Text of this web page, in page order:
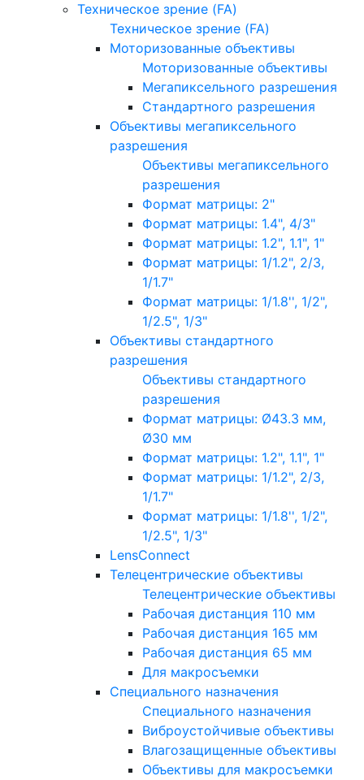
Техническое зрение (FA)
Техническое зрение (FA)
Моторизованные объективы
Моторизованные объективы
Мегапиксельного разрешения
Стандартного разрешения
Объективы мегапиксельного
разрешения
Объективы мегапиксельного
разрешения
Формат матрицы: 2"
Формат матрицы: 1.4", 4/3"
Формат матрицы: 1.2", 1.1", 1"
Формат матрицы: 1/1.2", 2/3,
1/1.7"
Формат матрицы: 1/1.8'', 1/2",
1/2.5", 1/3"
Объективы стандартного
разрешения
Объективы стандартного
разрешения
Формат матрицы: Ø43.3 мм,
Ø30 мм
Формат матрицы: 1.2", 1.1", 1"
Формат матрицы: 1/1.2", 2/3,
1/1.7"
Формат матрицы: 1/1.8'', 1/2",
1/2.5", 1/3"
LensConnect
Телецентрические объективы
Телецентрические объективы
Рабочая дистанция 110 мм
Рабочая дистанция 165 мм
Рабочая дистанция 65 мм
Для макросъемки
Специального назначения
Специального назначения
Виброустойчивые объективы
Влагозащищенные объективы
Объективы для макросъемки